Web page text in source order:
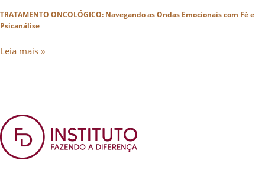
TRATAMENTO ONCOLÓGICO: Navegando as Ondas Emocionais com Fé e
Psicanálise
Leia mais »